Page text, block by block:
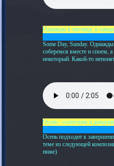
Однажды в пятницу, в
Some Day, Sunday.
соберемся вместе и споем,
некоторый. Какой-то
Осень - солнечная и
Осень подходит к
теме из следующей
ниже)